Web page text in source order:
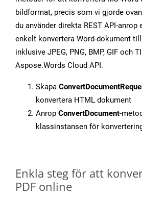
bildformat, precis som vi gjorde
du använder direkta REST API-anrop
enkelt konvertera Word-dokument
inklusive JPEG, PNG, BMP, GIF och
Aspose.Words Cloud API.
Skapa
konvertera HTML dokument
Anrop ConvertDocument-
klassinstansen för
Enkla steg för att
PDF online